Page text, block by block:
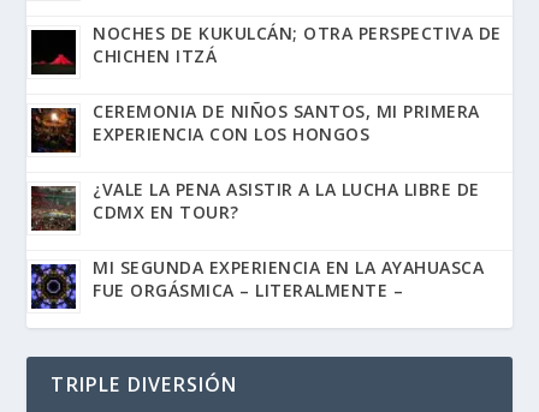
NOCHES DE KUKULCÁN; OTRA PERSPECTIVA DE
CHICHEN ITZÁ
CEREMONIA DE NIÑOS SANTOS, MI PRIMERA
EXPERIENCIA CON LOS HONGOS
¿VALE LA PENA ASISTIR A LA LUCHA LIBRE DE
CDMX EN TOUR?
MI SEGUNDA EXPERIENCIA EN LA AYAHUASCA
FUE ORGÁSMICA – LITERALMENTE –
TRIPLE DIVERSIÓN